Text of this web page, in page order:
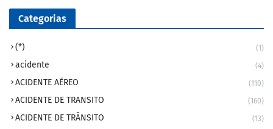
Categorias
(*) (1)
acidente (4)
ACIDENTE AÉREO (110)
ACIDENTE DE TRANSITO (160)
ACIDENTE DE TRÂNSITO (13)